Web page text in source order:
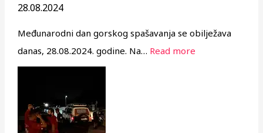
28.08.2024
Međunarodni dan gorskog spašavanja se obilježava
danas, 28.08.2024. godine. Na… Read more